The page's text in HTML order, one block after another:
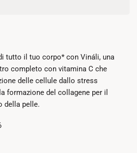
tutto il tuo corpo* con Vináli, una
completo con vitamina C che
delle cellule dallo stress
formazione del collagene per il
della pelle.